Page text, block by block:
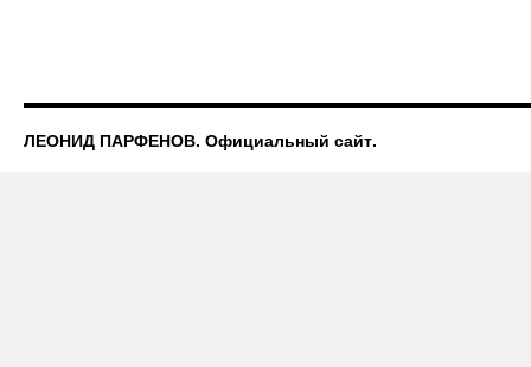
ЛЕОНИД ПАРФЕНОВ. Официальный сайт.